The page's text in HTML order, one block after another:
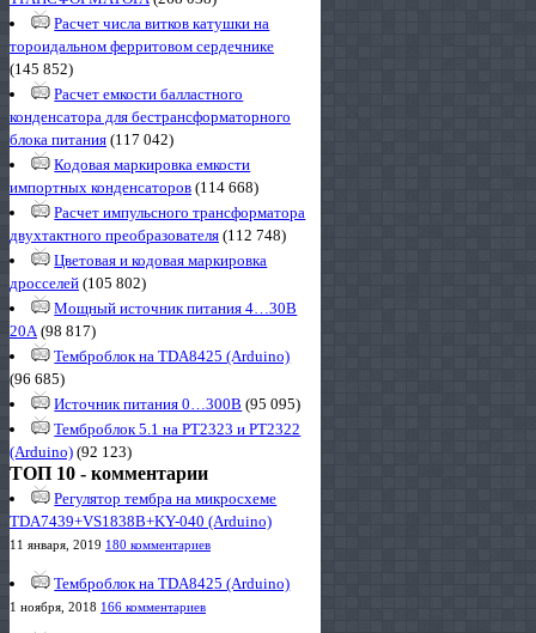
Расчет числа витков катушки на
тороидальном ферритовом сердечнике
(145 852)
Расчет емкости балластного
конденсатора для бестрансформаторного
блока питания (117 042)
Кодовая маркировка емкости
импортных конденсаторов (114 668)
Расчет импульсного трансформатора
двухтактного преобразователя (112 748)
Цветовая и кодовая маркировка
дросселей (105 802)
Мощный источник питания 4…30В
20А(98 817)
Темброблок на TDA8425 (Arduino)
(96 685)
Источник питания 0…300В (95 095)
Темброблок 5.1 на PT2323 и PT2322
(Arduino) (92 123)
ТОП 10 - комментарии
Регулятор тембра на микросхеме
TDA7439+VS1838B+KY-040 (Arduino)
11 января, 2019 180 комментариев
Темброблок на TDA8425 (Arduino)
1 ноября, 2018 166 комментариев